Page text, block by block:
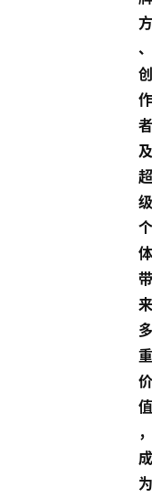
方
、
创
作
者
及
超
级
个
体
带
来
多
重
价
值
，
成
为